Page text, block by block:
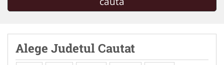
Alege Judetul Cautat